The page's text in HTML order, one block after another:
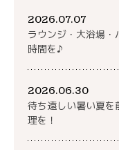
2026.07.07
ラウンジ・大浴場
時間を♪
2026.06.30
待ち遠しい暑い夏
理を！